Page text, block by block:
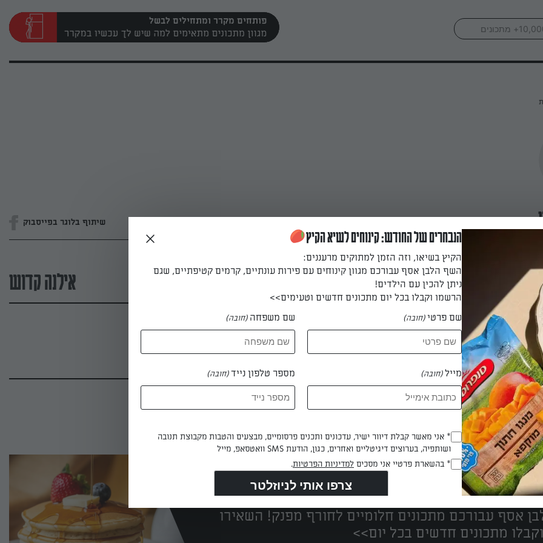
פותחים מקרר ומתחילים לבשל
שיתוף בלוגר בפייסבוק
אילנה קדוש
אילנה קדוש
הכי טעימים במקום אחד!
אסף עבורכם מתכונים חלומיים לחורף מפנק! השאירו
מתכונים חדשים בכל יום>>
הנבחרים של החודש: קינוחים לשיא הקיץ
הקיץ בשיאו, וזה הזמן למתוקים מרעננים:
השף הלבן אסף עבורכם מגוון קינוחים עם פירות עונתיים, קרמים קטיפתיים, שגם
ניתן להכין עם הילדים!
הרשמו וקבלו בכל יום מתכונים חדשים וטעימים>>
שם פרטי(חובה) שם משפחה (חובה)
מייל(חובה) מספר טלפון נייד(חובה)
Opt_In
(חובה)
* אני מאשר קבלת דיוור ישיר, עדכונים ותכנים פרסומיים, מבצעים והטבות מקבוצת תנובה
ושותפיה, בערוצים דיגיטליים ואחרים, כגון, הודעת SMS וואטסאפ, מייל
RegulationsApproved
* בהשארת פרטיי אני מסכים למדיניות הפרטיות.